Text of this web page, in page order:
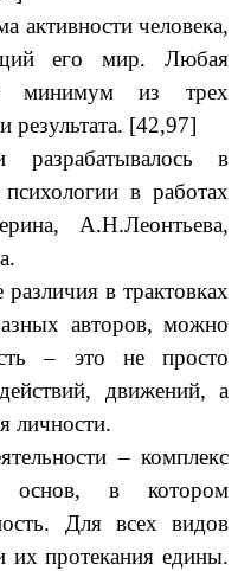
человека,
его мир. Любая
минимум из трех
результата. [42,97]
разрабатывалось в
психологии в работах
А.Н.Леонтьева,
в трактовках
авторов, можно
– это не просто
движений, а
личности.
– комплекс
основ, в котором
Для всех видов
их протекания едины.